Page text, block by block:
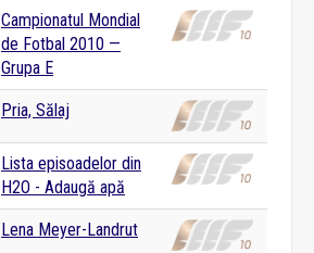
Campionatul Mondial
de Fotbal 2010 —
Grupa E
Pria, Sălaj
Lista episoadelor din
H2O - Adaugă apă
Lena Meyer-Landrut